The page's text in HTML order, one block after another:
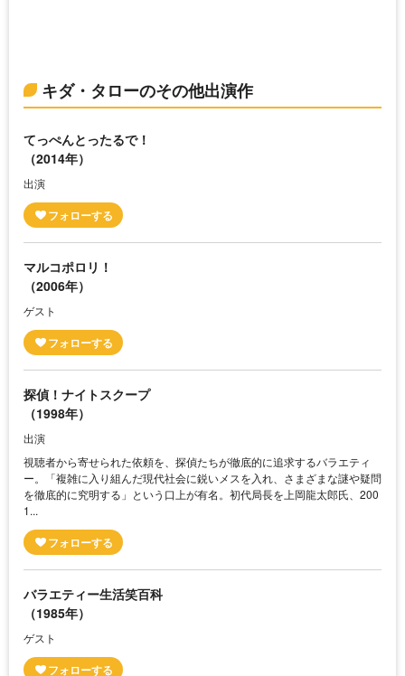
キダ・タローのその他出演作
てっぺんとったるで！
（2014年）
出演
マルコポロリ！
（2006年）
ゲスト
探偵！ナイトスクープ
（1998年）
出演
視聴者から寄せられた依頼を、探偵たちが徹底的に追求するバラエティ
ー。「複雑に入り組んだ現代社会に鋭いメスを入れ、さまざまな謎や疑問
を徹底的に究明する」という口上が有名。初代局長を上岡龍太郎氏、200
1...
バラエティー生活笑百科
（1985年）
ゲスト